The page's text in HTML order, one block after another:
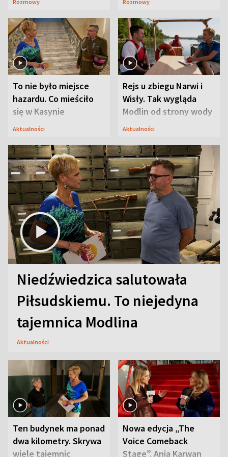
Rozmowy Rozmowy
To nie było miejsce
hazardu. Co mieściło
się w Kasynie
Oficerskim?
Aktualności
Rejs u zbiegu Narwi i
Wisły. Tak wygląda
Modlin od strony wody
Aktualności
Niedźwiedzica salutowała
Piłsudskiemu. To niejedyna
tajemnica Modlina
Aktualności
Ten budynek ma ponad
dwa kilometry. Skrywa
wiele tajemnic
Nowa edycja „The
Voice Comeback
Stage”. Ania Karwan